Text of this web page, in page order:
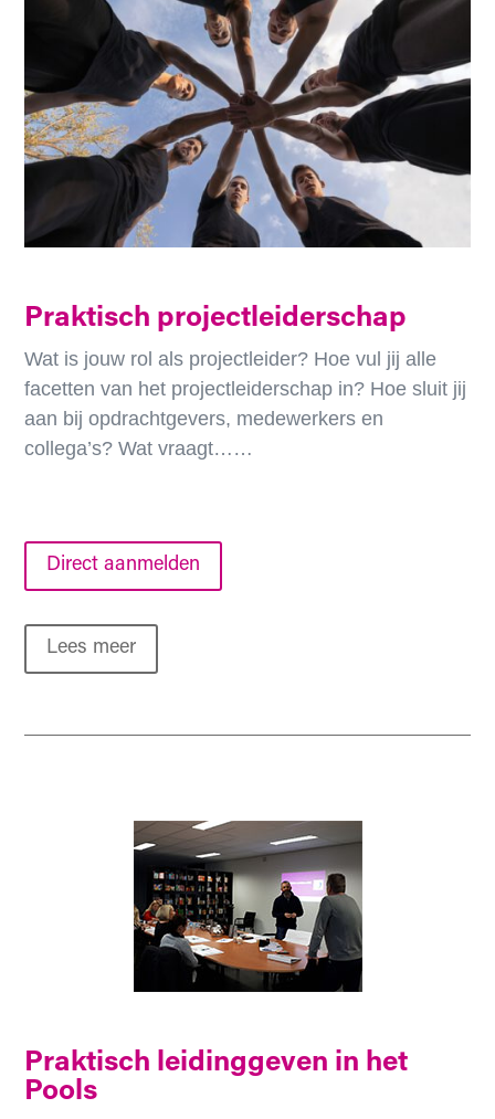
Praktisch projectleiderschap
Wat is jouw rol als projectleider? Hoe vul jij alle
facetten van het projectleiderschap in? Hoe sluit jij
aan bij opdrachtgevers, medewerkers en
collega’s? Wat vraagt……
Direct aanmelden
Lees meer
Praktisch leidinggeven in het
Pools